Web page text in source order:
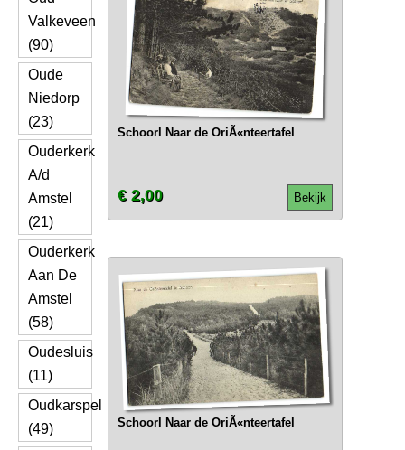
Valkeveen
(90)
Oude
Niedorp
(23)
Ouderkerk
A/d
Amstel
(21)
Ouderkerk
Aan De
Amstel
(58)
Oudesluis
(11)
Oudkarspel
(49)
Schoorl Naar de OriÃ«nteertafel
Bekijk
€ 2,00
Schoorl Naar de OriÃ«nteertafel